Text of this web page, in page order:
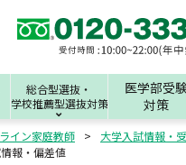
総合型選抜・
学校推薦型選抜対策
医学部受
対策
イン家庭教師 大学入試情報・
報・偏差値